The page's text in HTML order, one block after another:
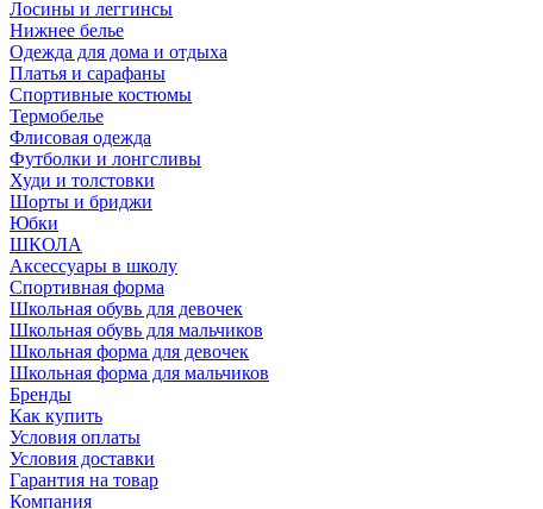
Лосины и леггинсы
Нижнее белье
Одежда для дома и отдыха
Платья и сарафаны
Спортивные костюмы
Термобелье
Флисовая одежда
Футболки и лонгсливы
Худи и толстовки
Шорты и бриджи
Юбки
ШКОЛА
Аксессуары в школу
Спортивная форма
Школьная обувь для девочек
Школьная обувь для мальчиков
Школьная форма для девочек
Школьная форма для мальчиков
Бренды
Как купить
Условия оплаты
Условия доставки
Гарантия на товар
Компания